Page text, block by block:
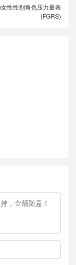
性性别角色压力量表
(FGRS)